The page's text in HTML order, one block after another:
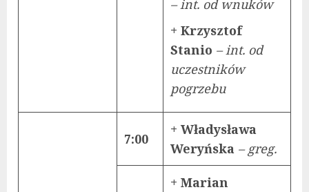
– int. od wnuków
+ Krzysztof
Stanio – int. od
uczestników
pogrzebu
7:00
+ Władysława
Weryńska – greg.
+ Marian